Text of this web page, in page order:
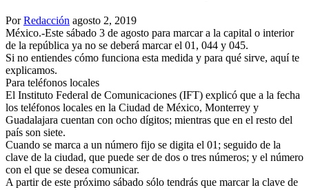
PorRedacción agosto 2, 2019
México.-Este sábado 3 de agosto para marcar a la capital o interior
de la república ya no se deberá marcar el 01, 044 y 045.
Si no entiendes cómo funciona esta medida y para qué sirve, aquí te
explicamos.
Para teléfonos locales
El Instituto Federal de Comunicaciones (IFT) explicó que a la fecha
los teléfonos locales en la Ciudad de México, Monterrey y
Guadalajara cuentan con ocho dígitos; mientras que en el resto del
país son siete.
Cuando se marca a un número fijo se digita el 01; seguido de la
clave de la ciudad, que puede ser de dos o tres números; y el número
con el que se desea comunicar.
A partir de este próximo sábado sólo tendrás que marcar la clave de